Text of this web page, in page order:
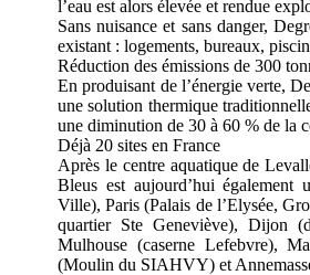
l’eau est alors élevée et rendue
Sans nuisance et sans danger,
existant : logements, bureaux,
Réduction des émissions de 300
En produisant de l’énergie verte,
une solution thermique
une diminution de 30 à 60 % de la
Déjà 20 sites en France
Après le centre aquatique de
Bleus est aujourd’hui également
Ville), Paris (Palais de l’Elysée,
quartier Ste Geneviève), Dijon
Mulhouse (caserne Lefebvre),
(Moulin du SIAHVY) et